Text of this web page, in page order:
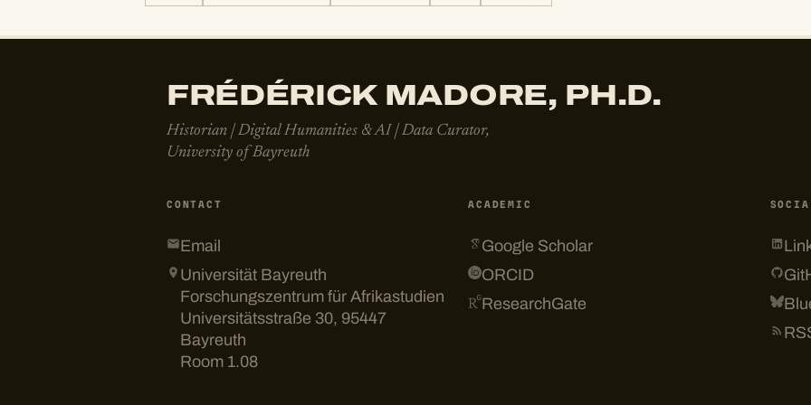
FRÉDÉRICK MADORE, PH.D.
Historian | Digital Humanities & AI | Data Curator,
University of Bayreuth
CONTACT
Email
Universität Bayreuth
Forschungszentrum für Afrikastudien
Universitätsstraße 30, 95447
Bayreuth
Room 1.08
ACADEMIC
Google Scholar
ORCID
ResearchGate